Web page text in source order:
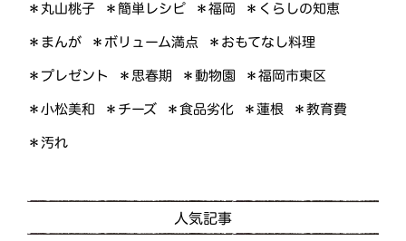
＊丸山桃子 ＊簡単レシピ ＊福岡 ＊くらしの知恵
＊まんが ＊ボリューム満点 ＊おもてなし料理
＊プレゼント ＊思春期 ＊動物園 ＊福岡市東区
＊小松美和 ＊チーズ ＊食品劣化 ＊蓮根 ＊教育費
＊汚れ
人気記事